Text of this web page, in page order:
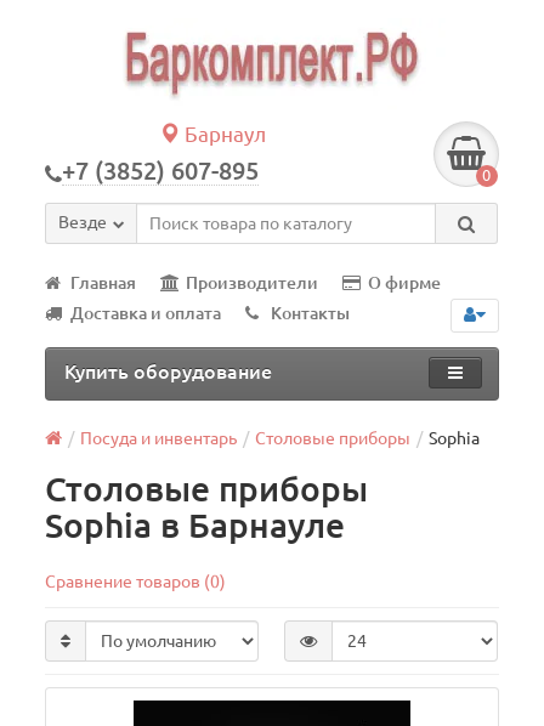
Барнаул
+7 (3852) 607-895 0
Везде
Главная Производители
О фирме
Доставка и оплата
Контакты
Купить оборудование
Посуда и инвентарь Столовые приборы Sophia
Столовые приборы
Sophia в Барнауле
Сравнение товаров (0)